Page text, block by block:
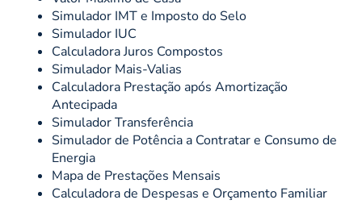
Simulador IMT e Imposto do Selo
Simulador IUC
Calculadora Juros Compostos
Simulador Mais-Valias
Calculadora Prestação após Amortização
Antecipada
Simulador Transferência
Simulador de Potência a Contratar e Consumo de
Energia
Mapa de Prestações Mensais
Calculadora de Despesas e Orçamento Familiar